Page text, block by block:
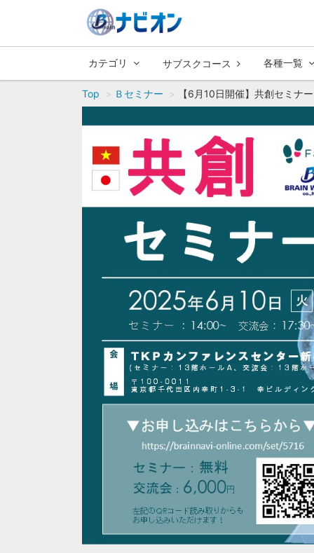
カテゴリ サブスクコース 各種一覧
Top Ｂセミナー 【6月10日開催】共創セミナー